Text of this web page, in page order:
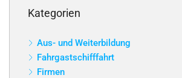
Kategorien
Aus- und Weiterbildung
Fahrgastschifffahrt
Firmen